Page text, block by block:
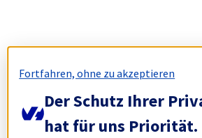
Fortfahren, ohne zu akzeptieren
Der Schutz Ihrer
hat für uns Priorität.